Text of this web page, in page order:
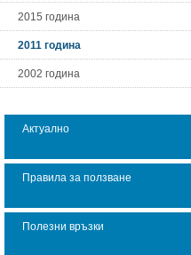
2015 година
2011 година
2002 година
Актуално
Правила за ползване
Полезни връзки